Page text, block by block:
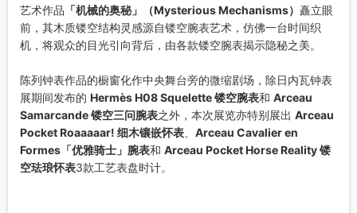
艺术作品 「机械的奥秘」（Mysterious Mechanisms） 矗立眼
前，其木质镂空结构灵感源自镂空腕表艺术，仿佛一台时间织
机，将观众的目光引向背后，由各款镂空腕表揭示隐秘之美。
陈列钟表作品的橱窗化作中央舞台旁的微缩剧场，除日内瓦钟表
展期间发布的 Hermès H08 Squelette 镂空腕表和 Arceau
Samarcande 镂空三问腕表之外，本次展览亦特别展出 Arceau
Pocket Roaaaaar! 细木镶嵌怀表
Arceau Cavalier en
Formes「优雅骑士」腕表和 Arceau Pocket Horse Reality 镂
空珐琅怀表3款工艺表盘时计。